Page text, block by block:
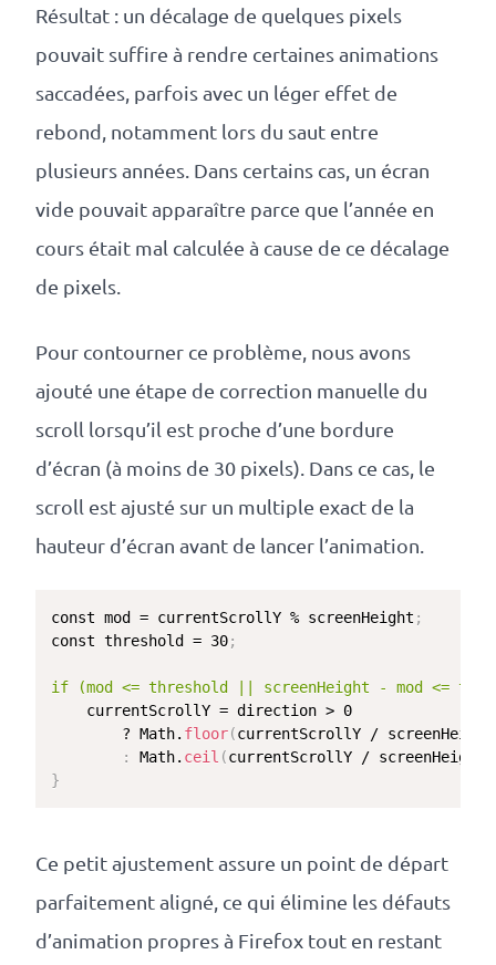
Résultat : un décalage de quelques pixels
pouvait suffire à rendre certaines animations
saccadées, parfois avec un léger effet de
rebond, notamment lors du saut entre
plusieurs années. Dans certains cas, un écran
vide pouvait apparaître parce que l’année en
cours était mal calculée à cause de ce décalage
de pixels.
Pour contourner ce problème, nous avons
ajouté une étape de correction manuelle du
scroll lorsqu’il est proche d’une bordure
d’écran (à moins de 30 pixels). Dans ce cas, le
scroll est ajusté sur un multiple exact de la
hauteur d’écran avant de lancer l’animation.
const mod = currentScrollY % screenHeight ;
const threshold = 30;
if (mod <= threshold || screenHeight - mod <=
    currentScrollY = direction > 0
        ? Math.
floor(currentScrollY / screenHeight
:
Math. ceil (currentScrollY / screenHeight
}
Ce petit ajustement assure un point de départ
parfaitement aligné, ce qui élimine les défauts
d’animation propres à Firefox tout en restant